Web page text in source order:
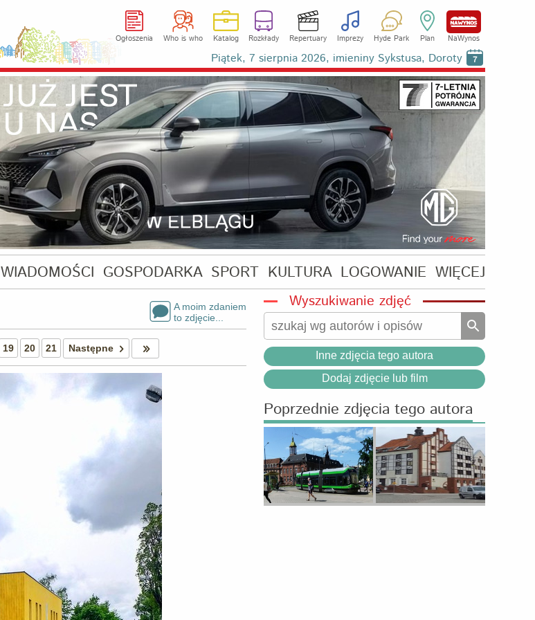
Ogłoszenia Who is who Katalog Rozkłady Repertuary Imprezy Hyde Park Plan NaWynos
Piątek, 7 sierpnia 2026, imieniny Sykstusa, Doroty 7
WIADOMOŚCI GOSPODARKA SPORT KULTURA LOGOWANIE WIĘCEJ
A moim zdaniem
to zdjęcie...
19 20 21 Następne
Wyszukiwanie zdjęć
Inne zdjęcia tego autora
Dodaj zdjęcie lub film
Poprzednie zdjęcia tego autora